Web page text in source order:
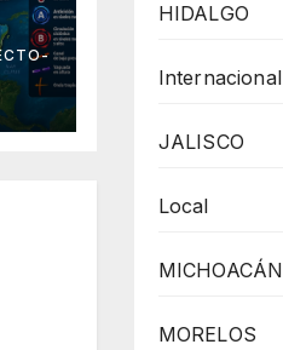
el
HIDALGO
Internacional
JALISCO
Local
MICHOACÁN
MORELOS